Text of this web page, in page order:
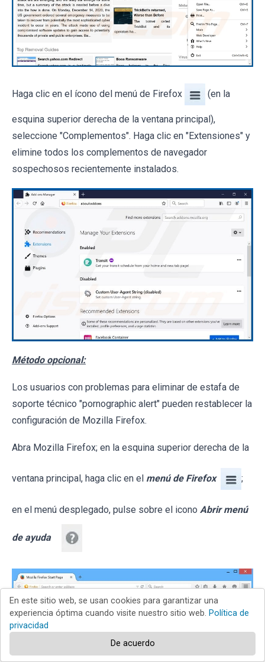
Haga clic en el ícono del menú de Firefox (en la
esquina superior derecha de la ventana principal),
seleccione "Complementos". Haga clic en "Extensiones" y
elimine todos los complementos de navegador
sospechosos recientemente instalados.
Método opcional:
Los usuarios con problemas para eliminar de estafa de
soporte técnico "pornographic alert" pueden restablecer la
configuración de Mozilla Firefox.
Abra Mozilla Firefox; en la esquina superior derecha de la
ventana principal, haga clic en el menú de Firefox ;
en el menú desplegado, pulse sobre el icono Abrir menú
de ayuda
En este sitio web, se usan cookies para garantizar una
experiencia óptima cuando visite nuestro sitio web. Política de
privacidad
De acuerdo